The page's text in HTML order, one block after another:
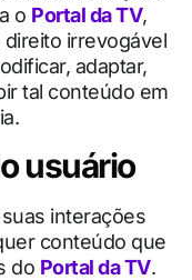
o Portal da TV,
irrevogável
adaptar,
tal conteúdo em
usuário
interações
conteúdo que
do Portal da TV.